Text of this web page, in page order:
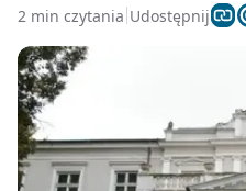
2 min czytania Udostępnij